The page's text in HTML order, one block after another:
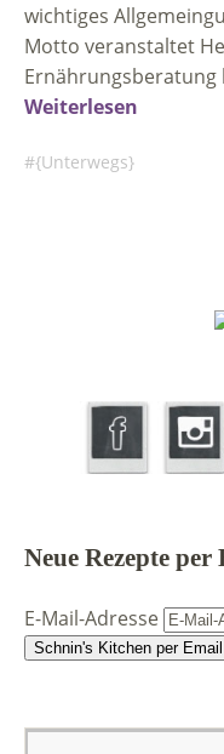
wichtiges
Motto veranstaltet
Weiterlesen
{Unterwegs}
Neue Rezepte
E-Mail-Adresse
Schnin's Kitchen per